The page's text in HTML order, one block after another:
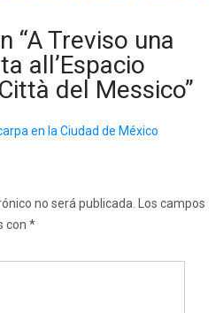
“A Treviso una
all’Espacio
del Messico”
en la Ciudad de México
no será publicada.
Los campos
con *